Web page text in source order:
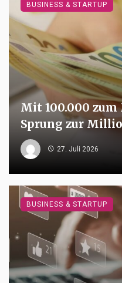
Mit 100.000
Sprung zur
27. Juli 2026
BUSINESS & STARTUP
BUSINESS & STARTUP